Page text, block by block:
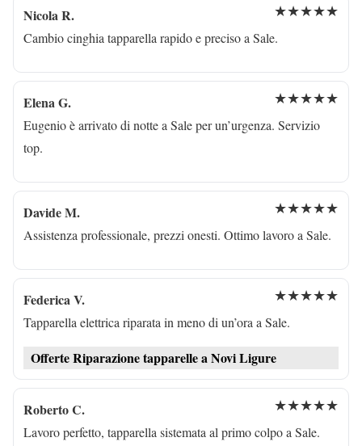
Nicola R. ★★★★★
Cambio cinghia tapparella rapido e preciso a Sale.
Elena G. ★★★★★
Eugenio è arrivato di notte a Sale per un’urgenza. Servizio
top.
Davide M. ★★★★★
Assistenza professionale, prezzi onesti. Ottimo lavoro a Sale.
Federica V. ★★★★★
Tapparella elettrica riparata in meno di un’ora a Sale.
Offerte Riparazione tapparelle a Novi Ligure
Roberto C. ★★★★★
Lavoro perfetto, tapparella sistemata al primo colpo a Sale.